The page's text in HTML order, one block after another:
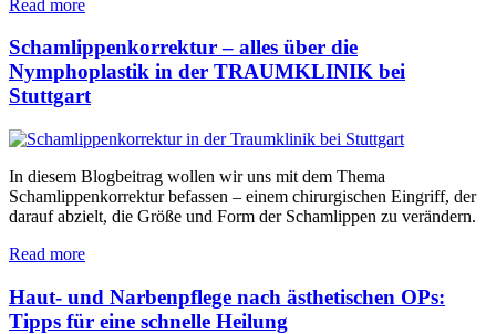
Read more
Schamlippenkorrektur – alles über die
Nymphoplastik in der TRAUMKLINIK bei
Stuttgart
In diesem Blogbeitrag wollen wir uns mit dem Thema
Schamlippenkorrektur befassen – einem chirurgischen Eingriff, der
darauf abzielt, die Größe und Form der Schamlippen zu verändern.
Read more
Haut- und Narbenpflege nach ästhetischen OPs:
Tipps für eine schnelle Heilung